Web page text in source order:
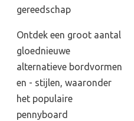
gereedschap
Ontdek een groot aantal
gloednieuwe
alternatieve bordvormen
en - stijlen, waaronder
het populaire
pennyboard